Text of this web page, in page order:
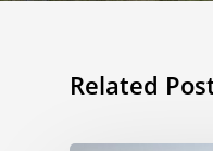
Related